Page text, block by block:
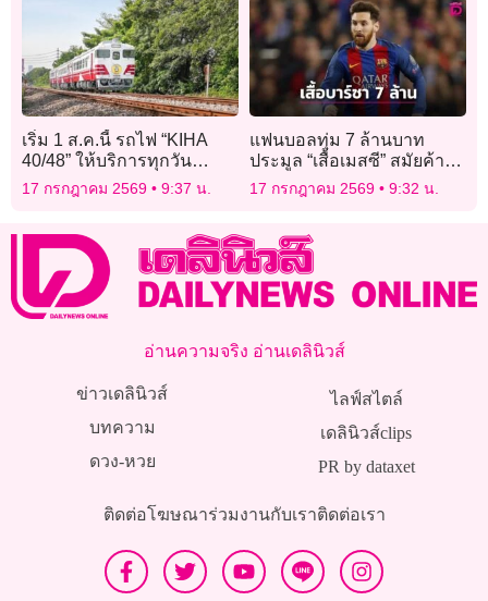
เริ่ม 1 ส.ค.นี้ รถไฟ “KIHA
40/48” ให้บริการทุกวัน
“กรุงเทพอภิวัฒน์-อยุธยา” จัด
โปรฯ ตั๋ว 30-50 บาท
17 กรกฎาคม 2569 9:37 น.
แฟนบอลทุ่ม 7 ล้านบาท
ประมูล “เสื้อเมสซี” สมัยค้า
แข้งให้บาร์ซา
17 กรกฎาคม 2569 9:32 น.
อ่านความจริง อ่านเดลินิวส์
ข่าวเดลินิวส์
บทความ
ดวง-หวย
ไลฟ์สไตล์
เดลินิวส์clips
PR by dataxet
ติดต่อโฆษณาร่วมงานกับเราติดต่อเรา